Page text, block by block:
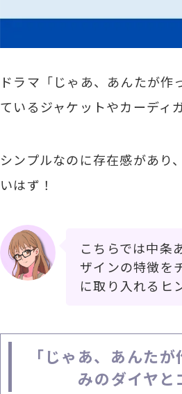
ドラマ「じゃあ、あんたが作
ているジャケットやカーディ
シンプルなのに存在感があり
いはず！
こちらでは中条
ザインの特徴を
に取り入れるヒ
「じゃあ、あんた
みのダイヤと